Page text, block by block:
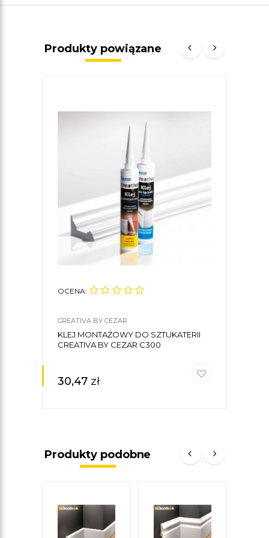
Produkty powiązane
OCENA:
CREATIVA BY CEZAR
KLEJ MONTAŻOWY DO SZTUKATERII
CREATIVA BY CEZAR C300
30,47 zł
Produkty podobne